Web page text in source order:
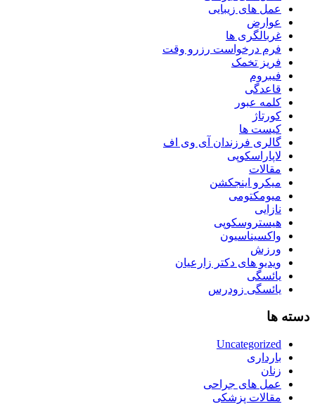
عمل های زیبایی
عوارض
غربالگری ها
فرم درخواست رزرو وقت
فریز تخمک
فیبروم
قاعدگی
کلمه عبور
کورتاژ
کیست ها
گالری فرزندان آی وی اف
لاپاراسکوپی
مقالات
میکرو اینجکشن
میومکتومی
نازایی
هیستروسکوپی
واکسیناسیون
ورزش
ویدیو های دکتر زارعیان
یائسگی
یائسگی زودرس
دسته ها
Uncategorized
بارداری
زنان
عمل های جراحی
مقالات پزشکی